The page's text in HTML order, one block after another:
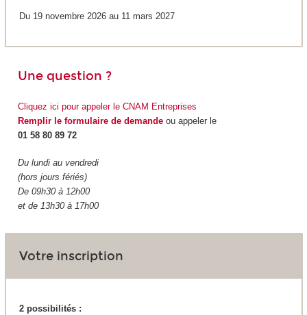
Du 19 novembre 2026 au 11 mars 2027
Une question ?
Cliquez ici pour appeler le CNAM Entreprises
Remplir le formulaire de demandeou appeler le
01 58 80 89 72
Du lundi au vendredi
(hors jours fériés)
De 09h30 à 12h00
et de 13h30 à 17h00
Votre inscription
2 possibilités :